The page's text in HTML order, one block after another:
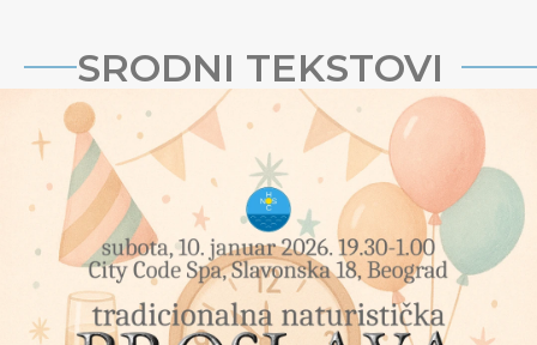
SRODNI TEKSTOVI